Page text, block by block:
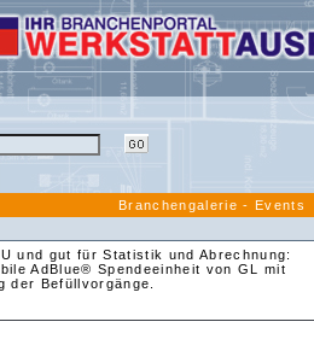
Branchengalerie - Events
und gut für Statistik und Abrechnung:
AdBlue® Spendeeinheit von GL mit
der Befüllvorgänge.